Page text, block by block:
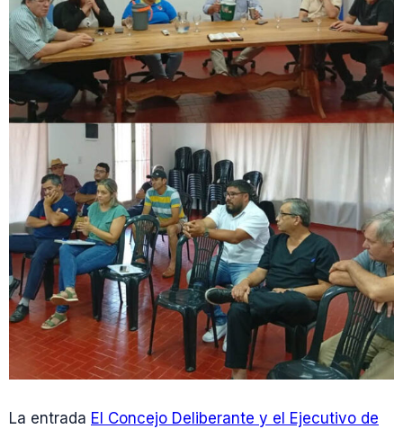
La entrada El Concejo Deliberante y el Ejecutivo de